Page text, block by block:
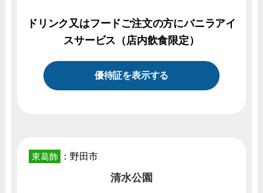
ドリンク又はフードご注文の方にバニラアイ
スサービス（店内飲食限定）
優待証を表示する
東葛飾 ：野田市
清水公園